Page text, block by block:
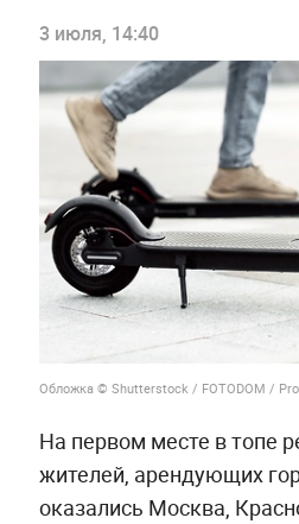
3 июля, 14:40
Обложка © Shutterstock / FOTODOM /
На первом месте в топе
жителей, арендующих
оказались Москва,